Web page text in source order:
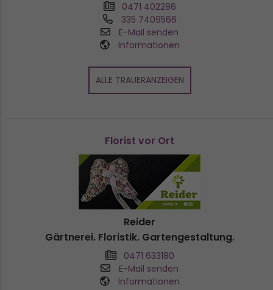
0471 402286
335 7409566
E-Mail senden
Informationen
ALLE TRAUERANZEIGEN
Florist vor Ort
Reider
Gärtnerei. Floristik. Gartengestaltung.
0471 633180
E-Mail senden
Informationen